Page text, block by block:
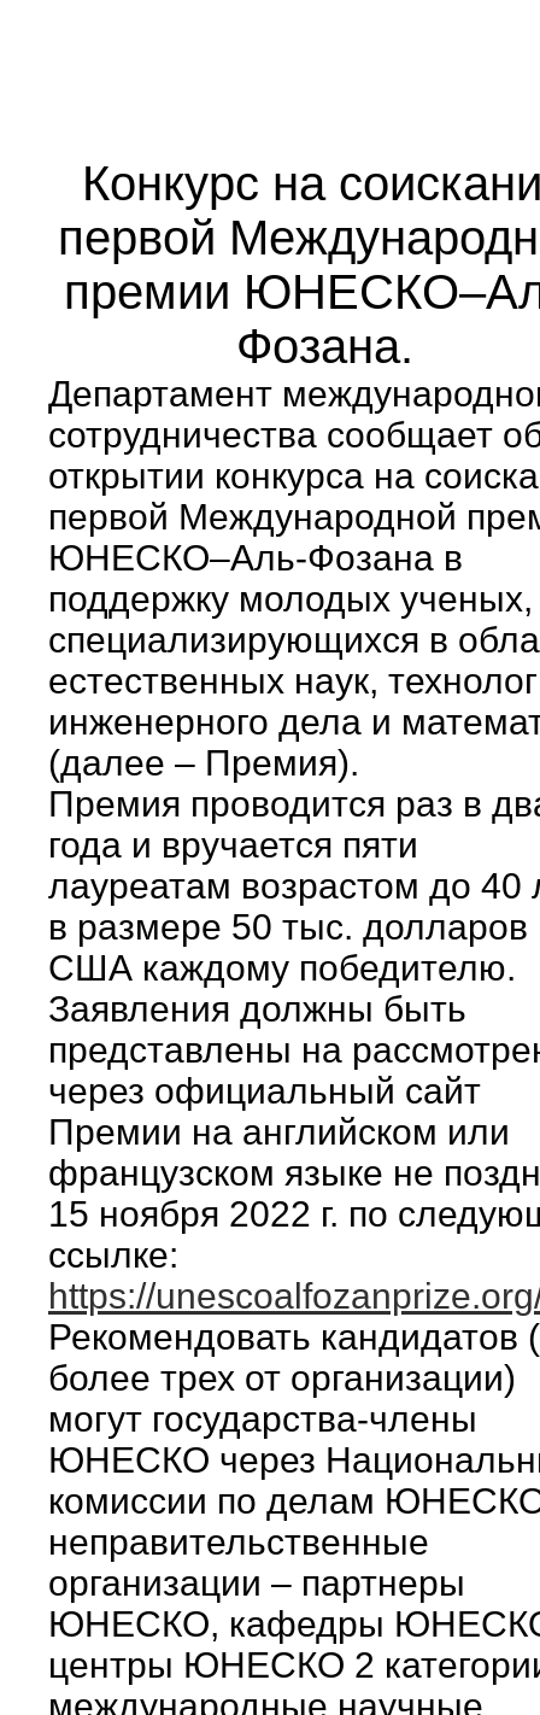
Конкурс на
первой
премии
Фозана.
Департамент
сотрудничества сообщает
открытии конкурса на
первой Международной
ЮНЕСКО–Аль-Фозана в
поддержку молодых ученых,
специализирующихся в
естественных наук,
инженерного дела и
(далее – Премия).
Премия проводится раз в
года и вручается пяти
лауреатам возрастом до 40
в размере 50 тыс. долларов
США каждому победителю.
Заявления должны быть
представлены на
через официальный сайт
Премии на английском или
французском языке не
15 ноября 2022 г. по
ссылке:
https://
Рекомендовать кандидатов
более трех от организации)
могут государства-члены
ЮНЕСКО через
комиссии по делам
неправительственные
организации – партнеры
ЮНЕСКО, кафедры
центры ЮНЕСКО 2
международные научные